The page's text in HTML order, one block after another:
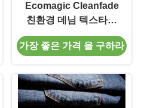
Ecomagic Cleanfade
친환경 데님 텍스타일
효소 (인디고 데님 세척
및 표백용)
가장 좋은 가격 을 구하라